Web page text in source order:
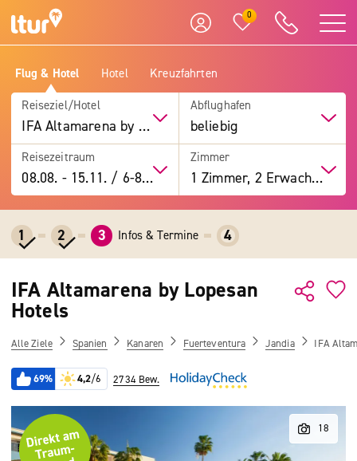
0
Flug & Hotel Hotel Kreuzfahrten
Reiseziel/Hotel
IFA Altamarena by Lopesan Hotels
Abflughafen
beliebig
Reisezeitraum
08.08. -15.11. / 6-8 Tage
Zimmer
1 Zimmer, 2 Erwachsene
1 2 3 Infos & Termine 4
IFA Altamarena by Lopesan
Hotels
Alle Ziele Spanien Kanaren Fuerteventura Jandia IFA
69% 4,2/6 2734 Bew.